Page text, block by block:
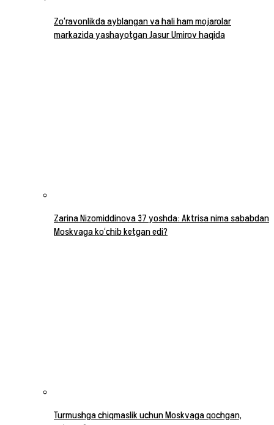
Zo‘ravonlikda ayblangan va hali ham mojarolar
markazida yashayotgan Jasur Umirov haqida
Zarina Nizomiddinova 37 yoshda: Aktrisa nima sababdan
Moskvaga ko‘chib ketgan edi?
Turmushga chiqmaslik uchun Moskvaga qochgan,